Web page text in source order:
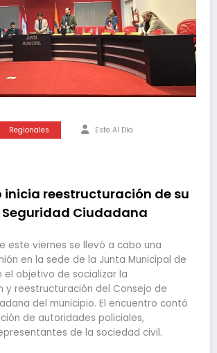
Regionales Este Al Día
inicia reestructuración de su
Seguridad Ciudadana
este viernes se llevó a cabo una
en la sede de la Junta Municipal de
el objetivo de socializar la
y reestructuración del Consejo de
del municipio. El encuentro contó
de autoridades policiales,
de la sociedad civil.